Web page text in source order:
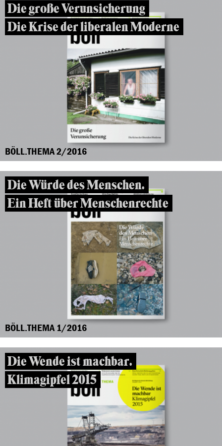
Die große Verunsicherung
Die Krise der liberalen Moderne
BÖLL.THEMA 2/2016
Die Würde des Menschen.
Ein Heft über Menschenrechte
BÖLL.THEMA 1/2016
Die Wende ist machbar.
Klimagipfel 2015